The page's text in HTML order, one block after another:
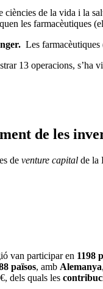
de la vida i la
les farmacèutiques
Les
13 operacions, s’ha
de les
de venture capital de la
van participar en 1198
països, amb Alemanya
dels quals les